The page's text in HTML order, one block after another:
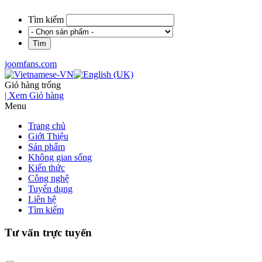
Tìm kiếm
joomfans.com
Giỏ hàng trống
| Xem Giỏ hàng
Menu
Trang chủ
Giới Thiệu
Sản phẩm
Không gian sống
Kiến thức
Công nghệ
Tuyển dụng
Liên hệ
Tìm kiếm
Tư vấn trực tuyến